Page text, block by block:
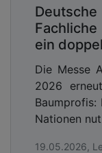
ein
Die Messe
2026
Baumprofis:
Nationen
19.05.2026,